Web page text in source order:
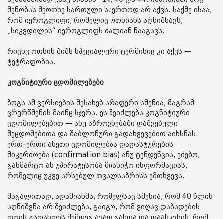
შენობას მეოთხე სართული საერთოდ არ აქვს. საქმე ისაა,
რომ იეროგლიფი, რომელიც ოთხიანს აღნიშნავს,
„სიკვდილის“ იეროგლიფს ძალიან წააგავს.
რიცხვ ოთხის შიშს სპეციალური ტერმინიც კი აქვს —
ტეტრაფობია.
კოგნიტიური ცდომილებები
ზოგს ამ ვერსიების შესახებ არაფერი სმენია, მაგრამ
ცრურწმენის მაინც სჯერა. ეს შეიძლება კოგნიტიური
ცდომილებებით — ანუ აზროვნებაში დაშვებული
შეცდომებითა და შაბლონური გადახვევებით აიხსნას.
ერთ-ერთი ასეთი ცდომილებაა დადასტურების
მიკერძოება (confirmation bias) ანუ ტენდენცია, ეძებო,
განმარტო ან უპირატესობა მიანიჭო ინფორმაციას,
რომელიც უკვე არსებულ თვალსაზრისს ემთხვევა.
მაგალითად, ადამიანმა, რომელსაც სმენია, რომ 40 წლის
აღნიშვნა არ შეიძლება, გაიგო, რომ ვიღაც დაბადების